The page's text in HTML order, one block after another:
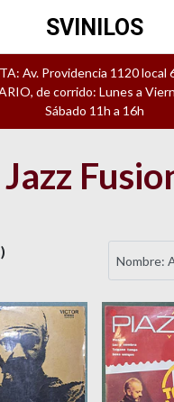
Av. Providencia 1120 local
de corrido: Lunes a
Sábado 11h a 16h
SVINILOS
Jazz